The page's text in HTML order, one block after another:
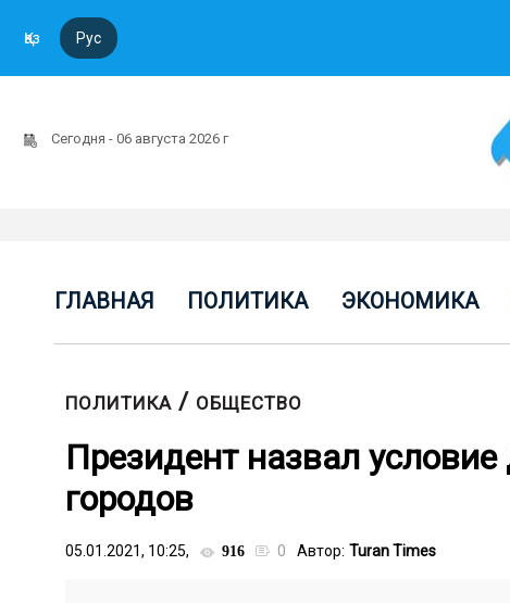
Қаз Рус
Сегодня - 06 августа 2026 г
ГЛАВНАЯ ПОЛИТИКА ЭКОНОМИКА
ПОЛИТИКА / ОБЩЕСТВО
Президент назвал
городов
05.01.2021, 10:25, 916 0 Автор: Turan Times